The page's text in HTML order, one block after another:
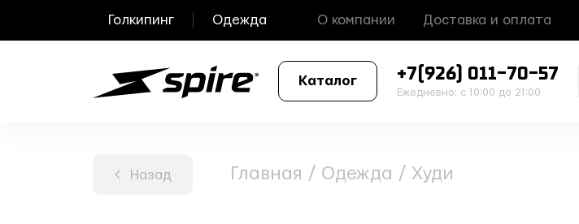
Голкипинг Одежда О компании Доставка и оплата
Каталог +7(926) 011-70-57
Ежедневно: с 10:00 до 21:00
Назад Главная / Одежда / Худи